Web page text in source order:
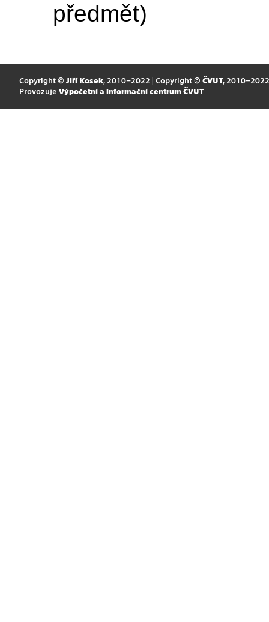
předmět)
Copyright © Jiří Kosek, 2010–2022 | Copyright © ČVUT, 2010–2022
Provozuje Výpočetní a informační centrum ČVUT